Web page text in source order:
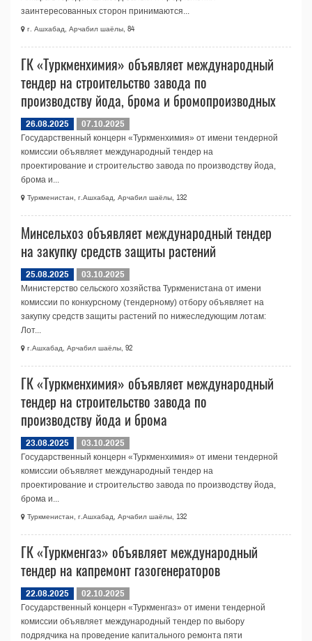
заинтересованных сторон принимаются...
г. Ашхабад, Арчабил шаёлы, 84
ГК «Туркменхимия» объявляет международный
тендер на строительство завода по
производству йода, брома и бромопроизводных
26.08.2025
07.10.2025
Государственный концерн «Туркменхимия» от имени тендерной
комиссии объявляет международный тендер на
проектирование и строительство завода по производству йода,
брома и...
Туркменистан, г.Ашхабад, Арчабил шаёлы, 132
Минсельхоз объявляет международный тендер
на закупку средств защиты растений
25.08.2025
03.10.2025
Министерство сельского хозяйства Туркменистана от имени
комиссии по конкурсному (тендерному) отбору объявляет на
закупку средств защиты растений по нижеследующим лотам:
Лот...
г.Ашхабад, Арчабил шаёлы, 92
ГК «Туркменхимия» объявляет международный
тендер на строительство завода по
производству йода и брома
23.08.2025
03.10.2025
Государственный концерн «Туркменхимия» от имени тендерной
комиссии объявляет международный тендер на
проектирование и строительство завода по производству йода,
брома и...
Туркменистан, г.Ашхабад, Арчабил шаёлы, 132
ГК «Туркменгаз» объявляет международный
тендер на капремонт газогенераторов
22.08.2025
02.10.2025
Государственный концерн «Туркменгаз» от имени тендерной
комиссии объявляет международный тендер по выбору
подрядчика на проведение капитального ремонта пяти